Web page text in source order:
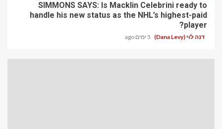
SIMMONS SAYS: Is Macklin Celebrini ready to
handle his new status as the NHL’s highest-paid
player?
דנה לוי (Dana Levy) 5 ימים ago